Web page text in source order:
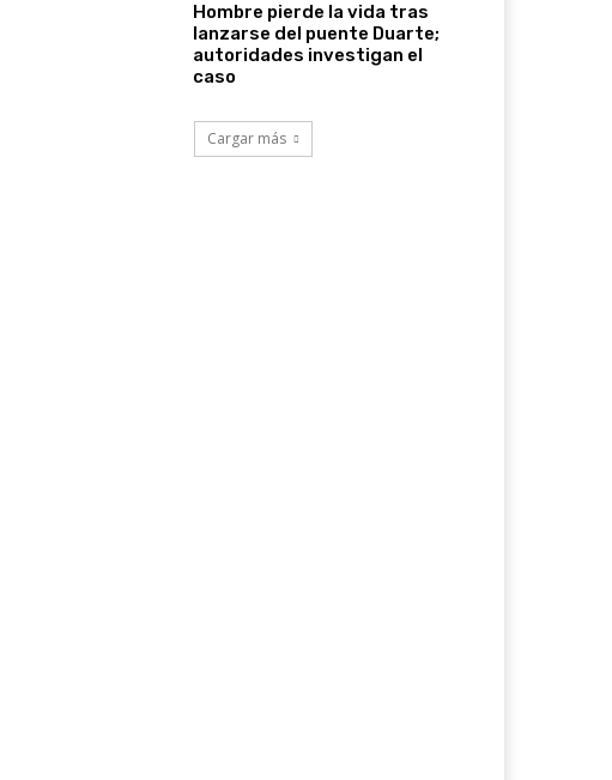
Hombre pierde la vida tras
lanzarse del puente Duarte;
autoridades investigan el
caso
Cargar más